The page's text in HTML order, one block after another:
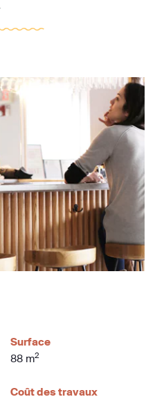
Surface
88 m2
Coût des travaux